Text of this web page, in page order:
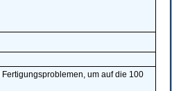
um auf die 100